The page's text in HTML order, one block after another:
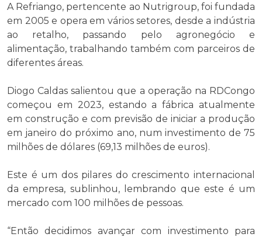
A Refriango, pertencente ao Nutrigroup, foi fundada
em 2005 e opera em vários setores, desde a indústria
ao retalho, passando pelo agronegócio e
alimentação, trabalhando também com parceiros de
diferentes áreas.
Diogo Caldas salientou que a operação na RDCongo
começou em 2023, estando a fábrica atualmente
em construção e com previsão de iniciar a produção
em janeiro do próximo ano, num investimento de 75
milhões de dólares (69,13 milhões de euros).
Este é um dos pilares do crescimento internacional
da empresa, sublinhou, lembrando que este é um
mercado com 100 milhões de pessoas.
“Então decidimos avançar com investimento para